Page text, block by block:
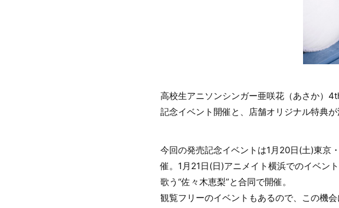
高校生アニソンシンガー亜咲花（あさか）
記念イベント開催と、店舗オリジナル特典が
今回の発売記念イベントは1月20日(土)東京
催。1月21日(日)アニメイト横浜でのイベン
歌う“佐々木恵梨”と合同で開催。
観覧フリーのイベントもあるので、この機